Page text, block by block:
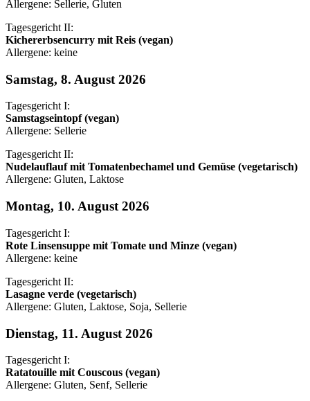
Allergene: Sellerie, Gluten
Tagesgericht II:
Kichererbsencurry mit Reis (vegan)
Allergene: keine
Samstag, 8. August 2026
Tagesgericht I:
Samstagseintopf (vegan)
Allergene: Sellerie
Tagesgericht II:
Nudelauflauf mit Tomatenbechamel und Gemüse (vegetarisch)
Allergene: Gluten, Laktose
Montag, 10. August 2026
Tagesgericht I:
Rote Linsensuppe mit Tomate und Minze (vegan)
Allergene: keine
Tagesgericht II:
Lasagne verde (vegetarisch)
Allergene: Gluten, Laktose, Soja, Sellerie
Dienstag, 11. August 2026
Tagesgericht I:
Ratatouille mit Couscous (vegan)
Allergene: Gluten, Senf, Sellerie